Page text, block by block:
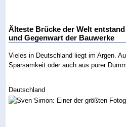
Älteste Brücke der Welt
und Gegenwart der Bauwerke
Vieles in Deutschland liegt im Argen.
Sparsamkeit oder auch aus purer
Deutschland